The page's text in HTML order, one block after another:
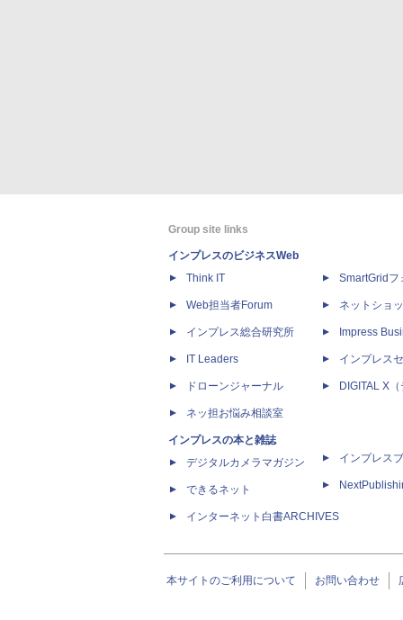
Group site links
インプレスのビジネスWeb
Think IT
Web担当者Forum
インプレス総合研究所
IT Leaders
ドローンジャーナル
ネッ担お悩み相談室
インプレスの本と雑誌
デジタルカメラマガジン
できるネット
インターネット白書ARCHIVES
SmartGridフ
ネットショ
Impress
インプレス
DIGITAL X
インプレス
本サイトのご利用について お問い合わせ